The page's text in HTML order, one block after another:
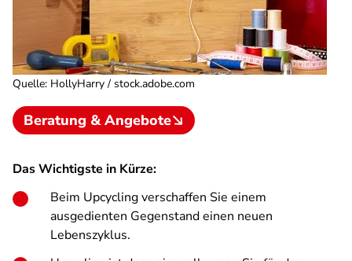
Quelle: HollyHarry / stock.adobe.com
Beratung & Angebote
Das Wichtigste in Kürze:
Beim Upcycling verschaffen Sie einem
ausgedienten Gegenstand einen neuen
Lebenszyklus.